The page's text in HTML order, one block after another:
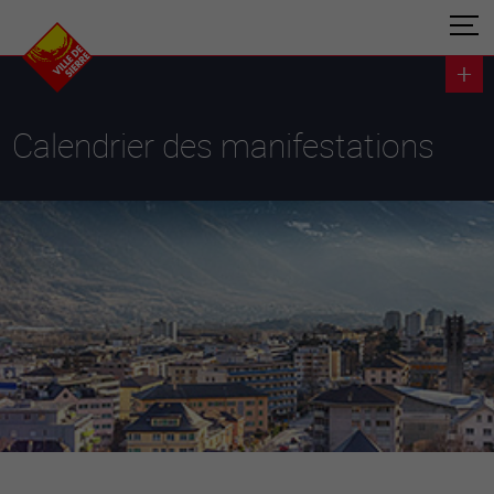
Calendrier des manifestations